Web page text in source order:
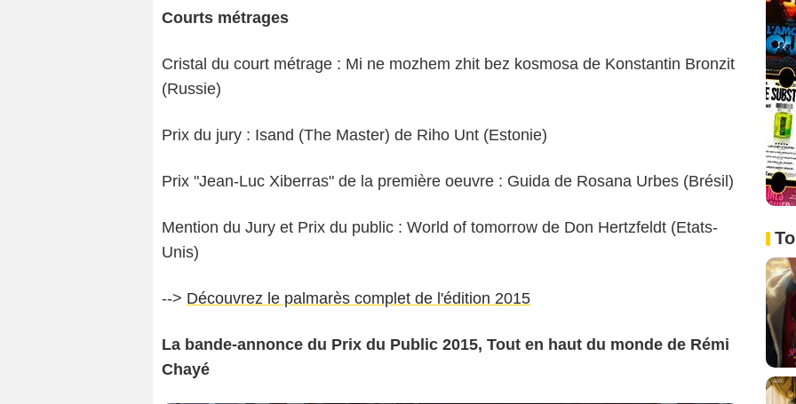
Courts métrages
Cristal du court métrage : Mi ne mozhem zhit bez kosmosa de Konstantin Bronzit
(Russie)
Prix du jury : Isand (The Master) de Riho Unt (Estonie)
Prix "Jean-Luc Xiberras" de la première oeuvre : Guida de Rosana Urbes (Brésil)
Mention du Jury et Prix du public : World of tomorrow de Don Hertzfeldt (Etats-
Unis)
--> Découvrez le palmarès complet de l'édition 2015
La bande-annonce du Prix du Public 2015, Tout en haut du monde de Rémi
Chayé